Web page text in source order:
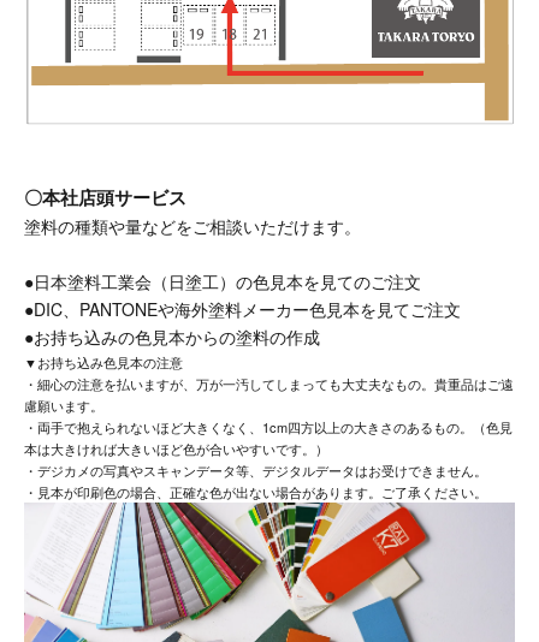
〇本社店頭サービス
塗料の種類や量などをご相談いただけます。
●日本塗料工業会（日塗工）の色見本を見てのご注文
●DIC、PANTONEや海外塗料メーカー色見本を見てご注文
●お持ち込みの色見本からの塗料の作成
▼お持ち込み色見本の注意
・細心の注意を払いますが、万が一汚してしまっても大丈夫なもの。貴重品はご遠
慮願います。
・両手で抱えられないほど大きくなく、1cm四方以上の大きさのあるもの。（色見
本は大きければ大きいほど色が合いやすいです。）
・デジカメの写真やスキャンデータ等、デジタルデータはお受けできません。
・見本が印刷色の場合、正確な色が出ない場合があります。ご了承ください。